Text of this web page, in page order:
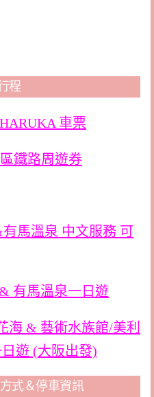
程
車票
鐵路周遊券
馬溫泉 中文服務 可
有馬溫泉一日遊
海 & 藝術水族館/美利
遊 (大阪出發)
式＆停車資訊